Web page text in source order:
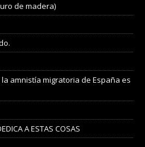
de madera)
amnistía migratoria de España es
A ESTAS COSAS